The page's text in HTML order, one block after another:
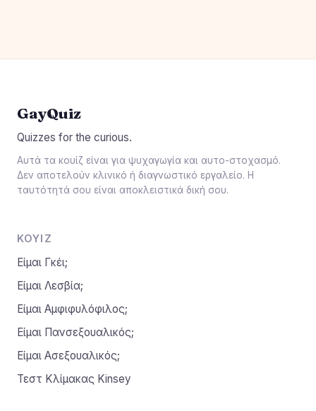
GayQuiz
Quizzes for the curious.
Αυτά τα κουίζ είναι για ψυχαγωγία και αυτο-στοχασμό.
Δεν αποτελούν κλινικό ή διαγνωστικό εργαλείο. Η
ταυτότητά σου είναι αποκλειστικά δική σου.
ΚΟΥΊΖ
Είμαι Γκέι;
Είμαι Λεσβία;
Είμαι Αμφιφυλόφιλος;
Είμαι Πανσεξουαλικός;
Είμαι Ασεξουαλικός;
Τεστ Κλίμακας Kinsey